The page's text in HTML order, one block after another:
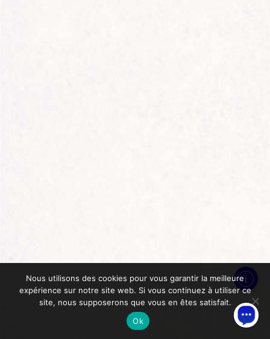
Nous utilisons des cookies pour vous garantir la meilleure
expérience sur notre site web. Si vous continuez à utiliser ce
site, nous supposerons que vous en êtes satisfait.
Ok